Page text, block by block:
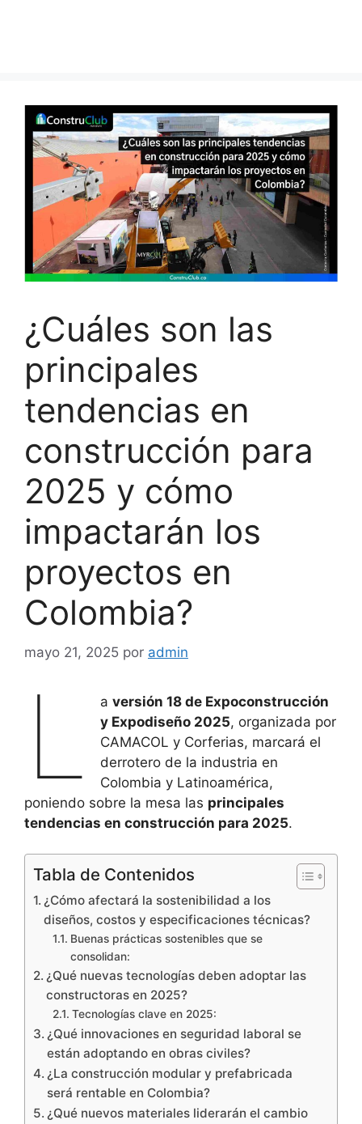
¿Cuáles son las
principales
tendencias en
construcción para
2025 y cómo
impactarán los
proyectos en
Colombia?
mayo 21, 2025 por admin
L aversión 18 de Expoconstrucción
y Expodiseño 2025, organizada por
CAMACOL y Corferias, marcará el
derrotero de la industria en
Colombia y Latinoamérica,
poniendo sobre la mesa las principales
tendencias en construcción para 2025.
Tabla de Contenidos
¿Cómo afectará la sostenibilidad a los
diseños, costos y especificaciones técnicas?
Buenas prácticas sostenibles que se
consolidan:
¿Qué nuevas tecnologías deben adoptar las
constructoras en 2025?
Tecnologías clave en 2025:
¿Qué innovaciones en seguridad laboral se
están adoptando en obras civiles?
¿La construcción modular y prefabricada
será rentable en Colombia?
¿Qué nuevos materiales liderarán el cambio